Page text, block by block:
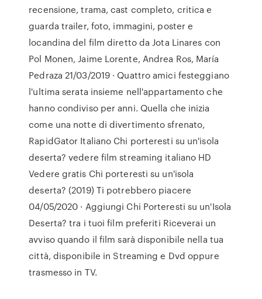
recensione, trama, cast completo, critica e
guarda trailer, foto, immagini, poster e
locandina del film diretto da Jota Linares con
Pol Monen, Jaime Lorente, Andrea Ros, María
Pedraza 21/03/2019 · Quattro amici festeggiano
l'ultima serata insieme nell'appartamento che
hanno condiviso per anni. Quella che inizia
come una notte di divertimento sfrenato,
RapidGator Italiano Chi porteresti su un'isola
deserta? vedere film streaming italiano HD
Vedere gratis Chi porteresti su un'isola
deserta? (2019) Ti potrebbero piacere
04/05/2020 · Aggiungi Chi Porteresti su un'Isola
Deserta? tra i tuoi film preferiti Riceverai un
avviso quando il film sarà disponibile nella tua
città, disponibile in Streaming e Dvd oppure
trasmesso in TV.